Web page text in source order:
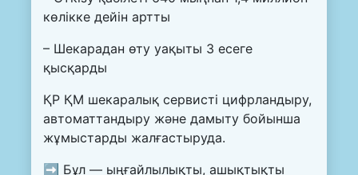
көлікке дейін артты
– Шекарадан өту уақыты 3 есеге
қысқарды
ҚР ҚМ шекаралық сервисті цифрландыру,
автоматтандыру және дамыту бойынша
жұмыстарды жалғастыруда.
➡️ Бұл — ыңғайлылықты, ашықтықты